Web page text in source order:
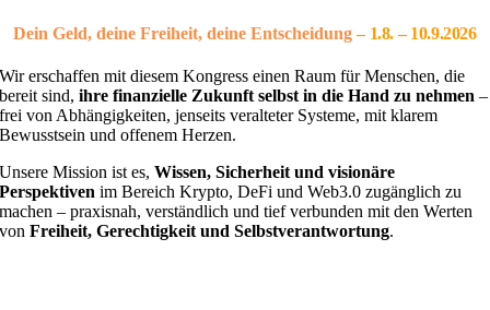
Dein Geld, deine Freiheit, deine Entscheidung – 1.8. – 10.9.2026
Wir erschaffen mit diesem Kongress einen Raum für Menschen, die
bereit sind,ihre finanzielle Zukunft selbst in die Hand zu nehmen –
frei von Abhängigkeiten, jenseits veralteter Systeme, mit klarem
Bewusstsein und offenem Herzen.
Unsere Mission ist es,Wissen, Sicherheit und visionäre
Perspektiven im Bereich Krypto, DeFi und Web3.0 zugänglich zu
machen – praxisnah, verständlich und tief verbunden mit den Werten
vonFreiheit, Gerechtigkeit und Selbstverantwortung.